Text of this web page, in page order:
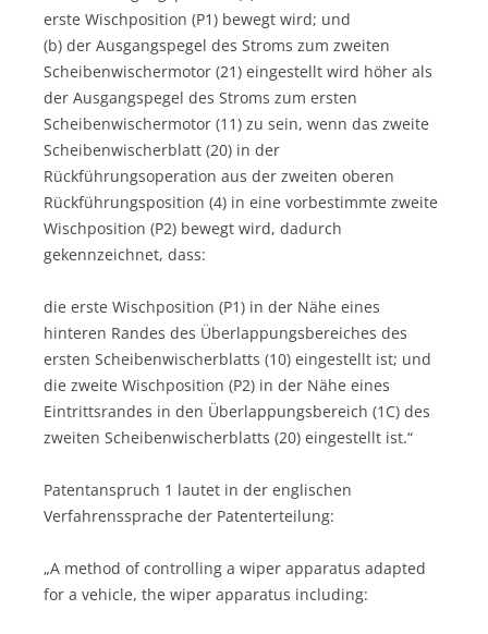
erste Wischposition (P1) bewegt wird; und
(b) der Ausgangspegel des Stroms zum zweiten
Scheibenwischermotor (21) eingestellt wird höher als
der Ausgangspegel des Stroms zum ersten
Scheibenwischermotor (11) zu sein, wenn das zweite
Scheibenwischerblatt (20) in der
Rückführungsoperation aus der zweiten oberen
Rückführungsposition (4) in eine vorbestimmte zweite
Wischposition (P2) bewegt wird, dadurch
gekennzeichnet, dass:
die erste Wischposition (P1) in der Nähe eines
hinteren Randes des Überlappungsbereiches des
ersten Scheibenwischerblatts (10) eingestellt ist; und
die zweite Wischposition (P2) in der Nähe eines
Eintrittsrandes in den Überlappungsbereich (1C) des
zweiten Scheibenwischerblatts (20) eingestellt ist.“
Patentanspruch 1 lautet in der englischen
Verfahrenssprache der Patenterteilung:
„A method of controlling a wiper apparatus adapted
for a vehicle, the wiper apparatus including: